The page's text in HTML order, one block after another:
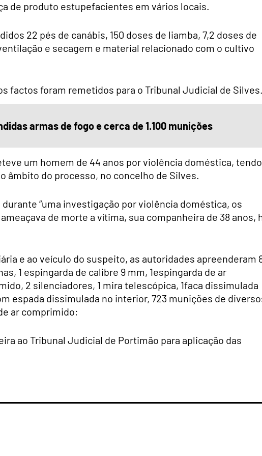
de produto estupefacientes em vários locais.
22 pés de canábis, 150 doses de liamba, 7,2 doses de
e secagem e material relacionado com o cultivo
factos foram remetidos para o Tribunal Judicial de
armas de fogo e cerca de 1.100 munições
um homem de 44 anos por violência doméstica, tendo
âmbito do processo, no concelho de Silves.
“uma investigação por violência doméstica, os
de morte a vítima, sua companheira de 38 anos,
e ao veículo do suspeito, as autoridades apreenderam
1 espingarda de calibre 9 mm, 1espingarda de ar
2 silenciadores, 1 mira telescópica, 1faca dissimulada
espada dissimulada no interior, 723 munições de
ar comprimido;
ao Tribunal Judicial de Portimão para aplicação das